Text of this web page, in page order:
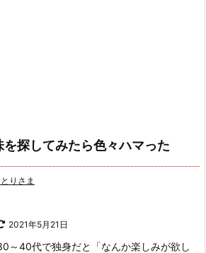
探してみたら色々ハマった
りさま
2021年5月21日
～40代で独身だと「なんか楽しみが欲し